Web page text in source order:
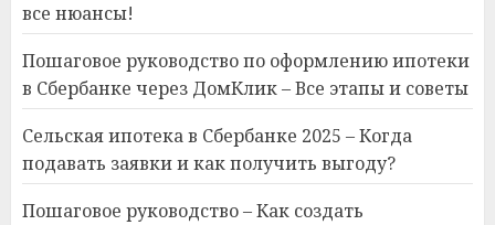
все нюансы!
Пошаговое руководство по оформлению ипотеки
в Сбербанке через ДомКлик – Все этапы и советы
Сельская ипотека в Сбербанке 2025 – Когда
подавать заявки и как получить выгоду?
Пошаговое руководство – Как создать